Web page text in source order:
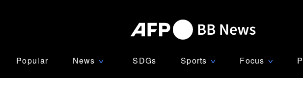
Popular News ∨ SDGs Sports ∨ Focus ∨